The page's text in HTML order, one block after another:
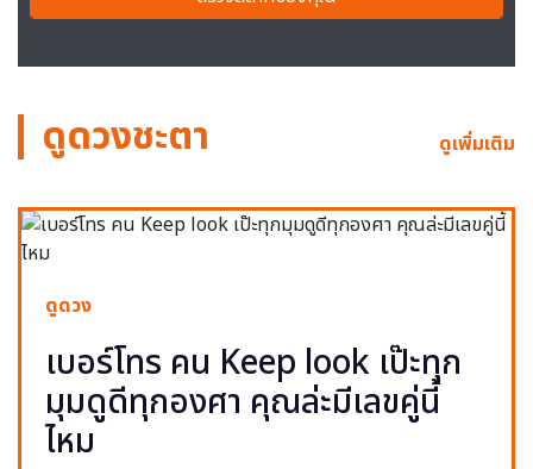
ดูดวงชะตา ดูเพิ่มเติม
ดูดวง
เบอร์โทร คน Keep look เป๊ะทุก
มุมดูดีทุกองศา คุณล่ะมีเลขคู่นี้
ไหม